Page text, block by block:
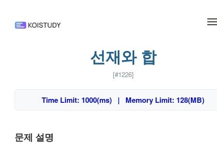
선재와 합
[#1226]
Time Limit: 1000(ms) | Memory Limit: 128(MB)
문제 설명